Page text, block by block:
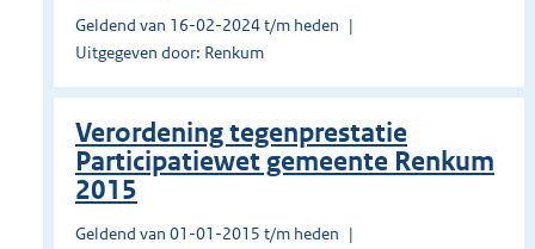
Geldend van 16-02-2024 t/m heden
Uitgegeven door: Renkum
Verordening tegenprestatie
Participatiewet gemeente Renkum
2015
Geldend van 01-01-2015 t/m heden